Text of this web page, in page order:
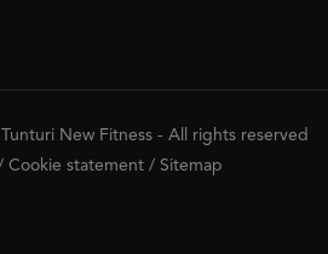
New Fitness - All rights reserved
Cookie statement / Sitemap